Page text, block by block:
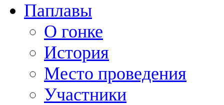
Паплавы
О гонке
История
Место проведения
Участники